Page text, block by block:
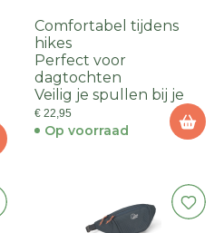
Comfortabel tijdens
hikes
Perfect voor
dagtochten
Veilig je spullen bij je
€ 22,95
Op voorraad